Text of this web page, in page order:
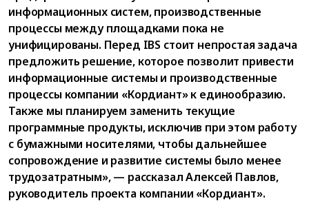
информационных систем, производственные
процессы между площадками пока не
унифицированы. Перед IBS стоит непростая задача
предложить решение, которое позволит привести
информационные системы и производственные
процессы компании «Кордиант» к единообразию.
Также мы планируем заменить текущие
программные продукты, исключив при этом работу
с бумажными носителями, чтобы дальнейшее
сопровождение и развитие системы было менее
трудозатратным», — рассказал Алексей Павлов,
руководитель проекта компании «Кордиант».